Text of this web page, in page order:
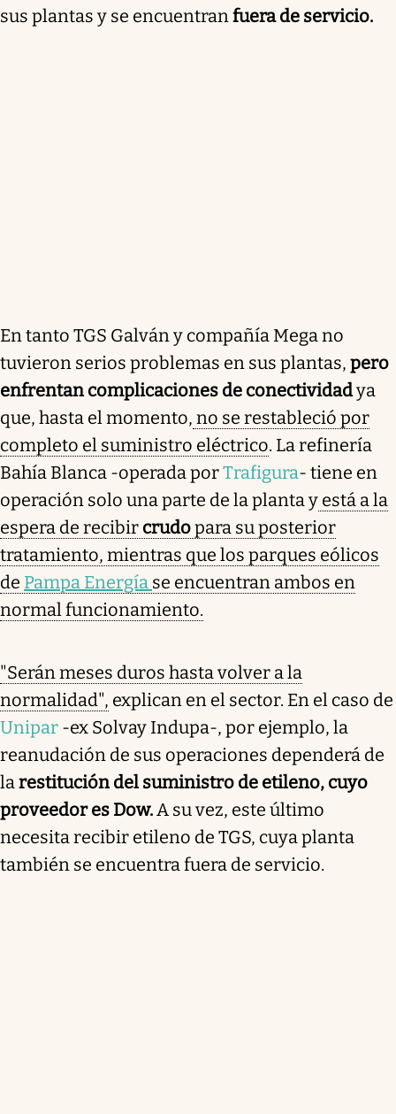
sus plantas y se encuentranfuera de servicio.
En tanto TGS Galván y compañía Mega no
tuvieron serios problemas en sus plantas, pero
enfrentan complicaciones de conectividadya
que, hasta el momento, no se restableció por
completo el suministro eléctrico. La refinería
Bahía Blanca -operada porTrafigura- tiene en
operación solo una parte de la planta y está a la
espera de recibir crudopara su posterior
tratamiento, mientras que los parques eólicos
de Pampa Energía se encuentran ambos en
normal funcionamiento.
"Serán meses duros hasta volver a la
normalidad", explican en el sector. En el caso de
Unipar -ex Solvay Indupa-, por ejemplo, la
reanudación de sus operaciones dependerá de
larestitución del suministro de etileno, cuyo
proveedor es Dow.A su vez, este último
necesita recibir etileno de TGS, cuya planta
también se encuentra fuera de servicio.